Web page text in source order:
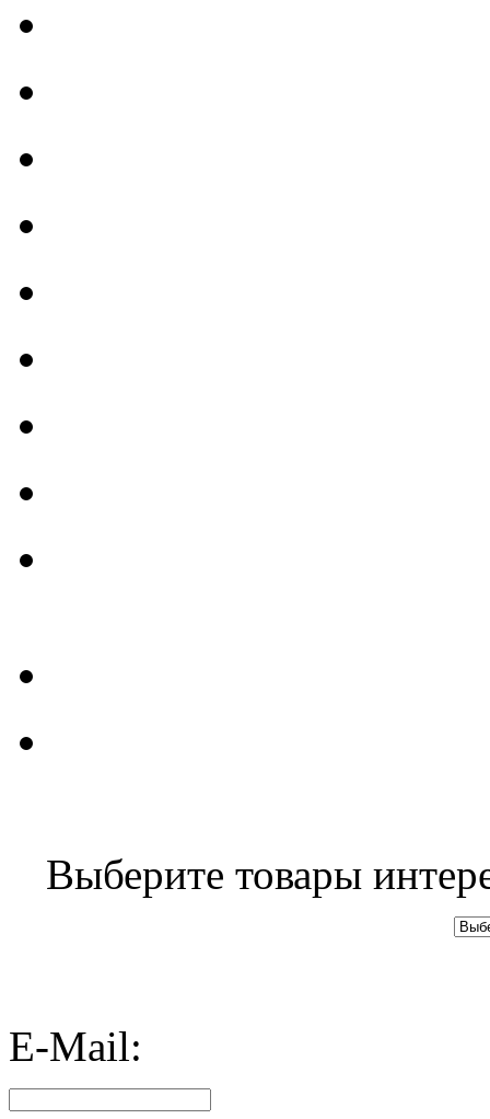
Выберите товары
E-Mail: